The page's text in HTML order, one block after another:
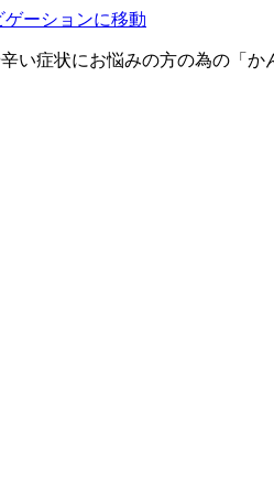
ゲーションに移動
い症状にお悩みの方の為の「か